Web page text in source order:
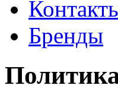
Бренды